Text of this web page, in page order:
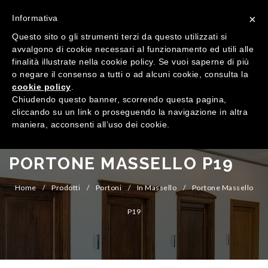
MENU
HOME
AZIENDA
QUALITÀ
PRODOTTI
ARREDI SU MISURA
PORTONE MASSELLO P19
Home / Prodotti / Portoni / In Massello / Portone Massello
P19
×
Informativa
Questo sito o gli strumenti terzi da questo utilizzati si
avvalgono di cookie necessari al funzionamento ed utili alle
finalità illustrate nella cookie policy. Se vuoi saperne di più
o negare il consenso a tutti o ad alcuni cookie, consulta la
cookie policy
Chiudendo questo banner, scorrendo questa pagina,
cliccando su un link o proseguendo la navigazione in altra
maniera, acconsenti all’uso dei cookie.